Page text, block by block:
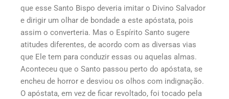
que esse Santo Bispo deveria imitar o Divino Salvador
e dirigir um olhar de bondade a este apóstata, pois
assim o converteria. Mas o Espírito Santo sugere
atitudes diferentes, de acordo com as diversas vias
que Ele tem para conduzir essas ou aquelas almas.
Aconteceu que o Santo passou perto do apóstata, se
encheu de horror e desviou os olhos com indignação.
O apóstata, em vez de ficar revoltado, foi tocado pela